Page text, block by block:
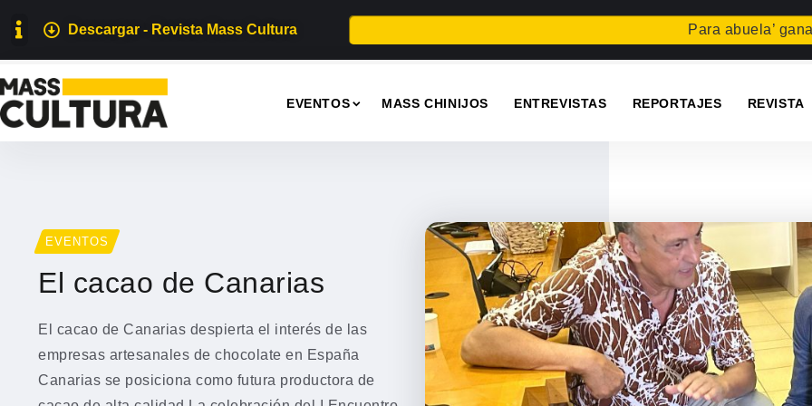
Descargar - Revista Mass Cultura Para abuela’ gana el
EVENTOS MASS CHINIJOS ENTREVISTAS REPORTAJES REVISTA
EVENTOS
El cacao de Canarias
El cacao de Canarias despierta el interés de las
empresas artesanales de chocolate en España
Canarias se posiciona como futura productora de